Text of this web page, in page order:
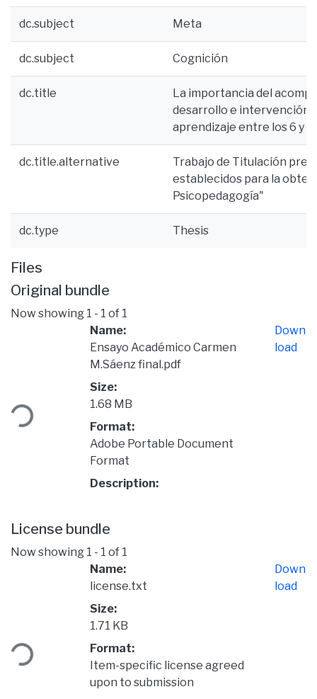
dc.subject Meta
dc.subject Cognición
dc.title
La importancia del
desarrollo e intervención
aprendizaje entre los 6 y
dc.title.alternative
Trabajo de Titulación
establecidos para la
Psicopedagogía"
dc.type Thesis
Files
Original bundle
Now showing 1 - 1 of 1
Loading...
Name:
Ensayo Académico Carmen
M.Sáenz final.pdf
Size:
1.68 MB
Format:
Adobe Portable Document
Format
Description:
Down
load
License bundle
Now showing 1 - 1 of 1
Loading...
Name:
license.txt
Size:
1.71 KB
Format:
Item-specific license agreed
upon to submission
Down
load